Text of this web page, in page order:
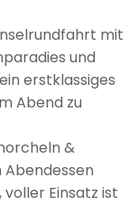
mit
und
erstklassiges
Abend zu
&
Einsatz ist